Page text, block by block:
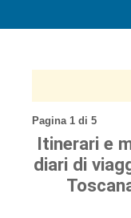
Pagina 1 di 5
Itinerari e
diari di